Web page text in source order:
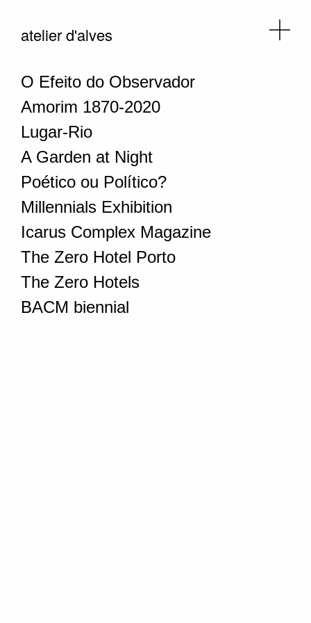
atelier d'alves
O Efeito do Observador
Amorim 1870-2020
Lugar-Rio
A Garden at Night
Poético ou Político?
Millennials Exhibition
Icarus Complex Magazine
The Zero Hotel Porto
The Zero Hotels
BACM biennial